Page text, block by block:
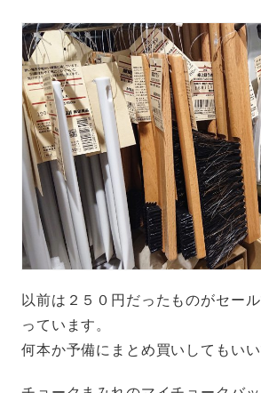
以前は２５０円だったものがセー
っています。
何本か予備にまとめ買いしてもいい